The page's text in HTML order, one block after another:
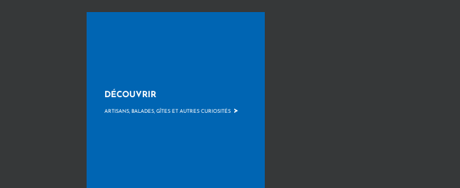
DÉCOUVRIR
ARTISANS, BALADES, GÎTES ET AUTRES CURIOSITÉS >